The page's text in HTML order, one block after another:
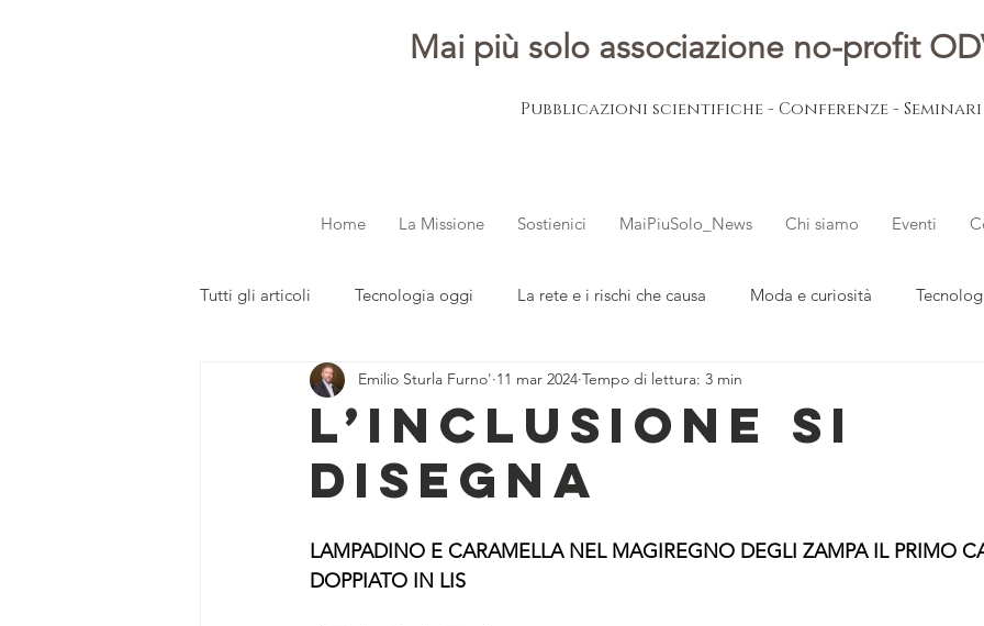
Mai più solo associazione no-profit
Pubblicazioni scientifiche - Conferenze - Seminari
Home La Missione Sostienici MaiPiuSolo_News Chi siamo Eventi
Tutti gli articoli Tecnologia oggi La rete e i rischi che causa Moda e curiosità
dalla redazione Parola ai giovani L'esperto risponde
L’INCLUSIONE SI
DISEGNA
Emilio Sturla Furno' 11 mar 2024 Tempo di lettura: 3 min
LAMPADINO E CARAMELLA NEL MAGIREGNO DEGLI ZAMPA IL PRIMO
DOPPIATO IN LIS